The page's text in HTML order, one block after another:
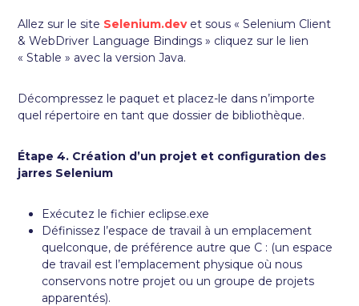
Allez sur le site Selenium.devet sous « Selenium Client
& WebDriver Language Bindings » cliquez sur le lien
« Stable » avec la version Java.
Décompressez le paquet et placez-le dans n’importe
quel répertoire en tant que dossier de bibliothèque.
Étape 4. Création d’un projet et configuration des
jarres Selenium
Exécutez le fichier eclipse.exe
Définissez l’espace de travail à un emplacement
quelconque, de préférence autre que C : (un espace
de travail est l’emplacement physique où nous
conservons notre projet ou un groupe de projets
apparentés).